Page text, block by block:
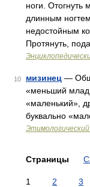
ноги.
длинным
недостойным
Протянуть,
10 мизинец —
«меньший
«маленький»,
буквально
Этимологический
Страницы
1 2 3